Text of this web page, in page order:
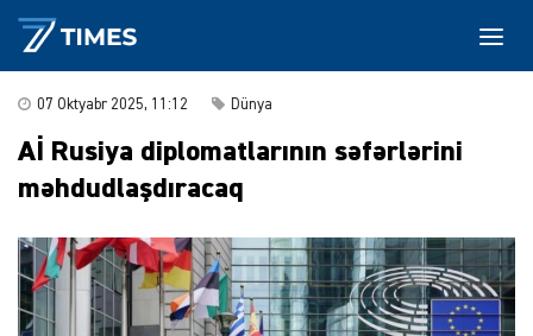
07 Oktyabr 2025, 11:12 Dünya
Aİ Rusiya diplomatlarının səfərlərini
məhdudlaşdıracaq